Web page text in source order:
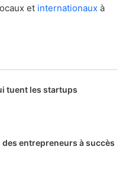
et internationaux à
tuent les startups
des entrepreneurs à succès